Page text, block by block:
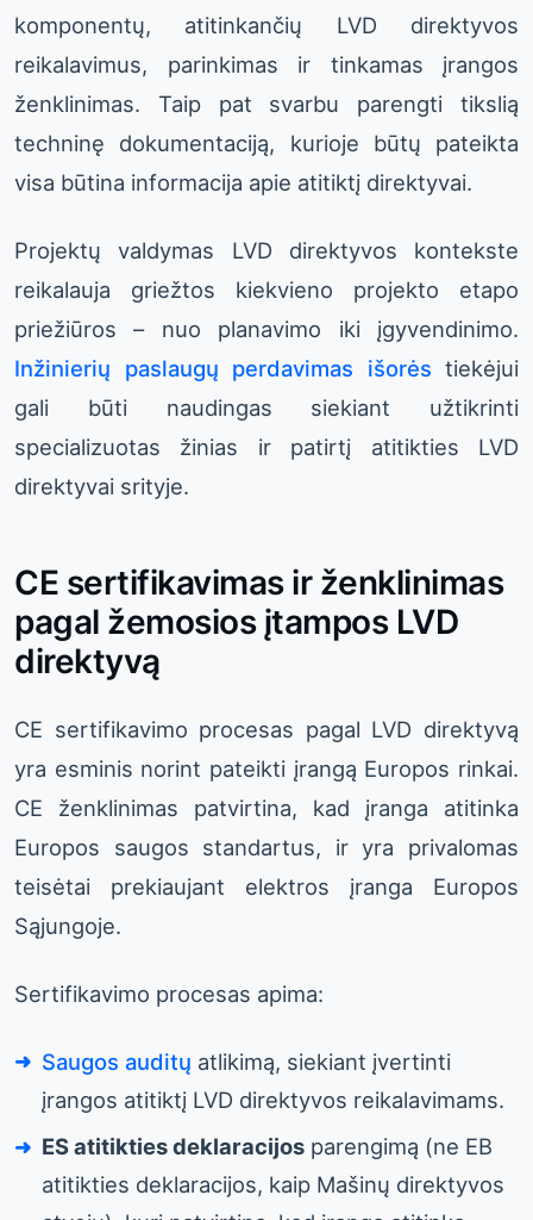
komponentų, atitinkančių LVD direktyvos
reikalavimus, parinkimas ir tinkamas įrangos
ženklinimas. Taip pat svarbu parengti tikslią
techninę dokumentaciją, kurioje būtų pateikta
visa būtina informacija apie atitiktį direktyvai.
Projektų valdymas LVD direktyvos kontekste
reikalauja griežtos kiekvieno projekto etapo
priežiūros – nuo planavimo iki įgyvendinimo.
Inžinierių paslaugų perdavimas išorės tiekėjui
gali būti naudingas siekiant užtikrinti
specializuotas žinias ir patirtį atitikties LVD
direktyvai srityje.
CE sertifikavimas ir ženklinimas
pagal žemosios įtampos LVD
direktyvą
CE sertifikavimo procesas pagal LVD direktyvą
yra esminis norint pateikti įrangą Europos rinkai.
CE ženklinimas patvirtina, kad įranga atitinka
Europos saugos standartus, ir yra privalomas
teisėtai prekiaujant elektros įranga Europos
Sąjungoje.
Sertifikavimo procesas apima:
Saugos auditų atlikimą, siekiant įvertinti
įrangos atitiktį LVD direktyvos reikalavimams.
ES atitikties deklaracijos parengimą (ne EB
atitikties deklaracijos, kaip Mašinų direktyvos